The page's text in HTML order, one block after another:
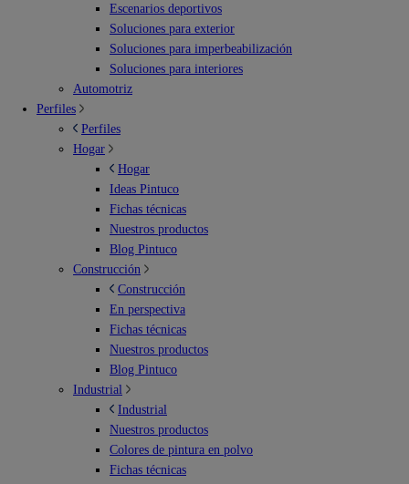
Escenarios deportivos
Soluciones para exterior
Soluciones para imperbeabilización
Soluciones para interiores
Automotriz
Perfiles
Perfiles
Hogar
Hogar
Ideas Pintuco
Fichas técnicas
Nuestros productos
Blog Pintuco
Construcción
Construcción
En perspectiva
Fichas técnicas
Nuestros productos
Blog Pintuco
Industrial
Industrial
Nuestros productos
Colores de pintura en polvo
Fichas técnicas